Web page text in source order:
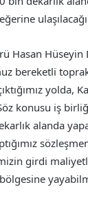
Hasan Hüseyin
bereketli
konusu iş
alanda
girdi